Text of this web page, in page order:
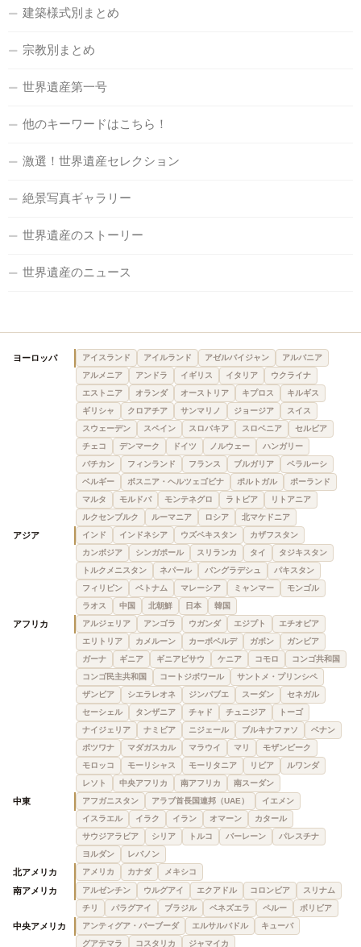
建築様式別まとめ
宗教別まとめ
世界遺産第一号
他のキーワードはこちら！
激選！世界遺産セレクション
絶景写真ギャラリー
世界遺産のストーリー
世界遺産のニュース
ヨーロッパ アイスランド アイルランド アゼルバイジャン
アルバニア
アルメニア
アンドラ イギリス イタリア
ウクライナ
エストニア
オランダ オーストリア キプロス
キルギス
ギリシャ
クロアチア サンマリノ ジョージア
スイス
スウェーデン
スペイン スロバキア スロベニア
セルビア
チェコ
デンマーク ドイツ ノルウェー
ハンガリー
バチカン
フィンランド フランス ブルガリア
ベラルーシ
ベルギー
ボスニア・ヘルツェゴビナ ポルトガル
ポーランド
マルタ
モルドバ モンテネグロ ラトビア
リトアニア
ルクセンブルク
ルーマニア ロシア 北マケドニア
アジア インド インドネシア ウズベキスタン
カザフスタン
カンボジア
シンガポール スリランカ タイ
タジキスタン
トルクメニスタン
ネパール バングラデシュ
パキスタン
フィリピン
ベトナム マレーシア ミャンマー
モンゴル
ラオス
中国 北朝鮮 日本 韓国
アフリカ アルジェリア アンゴラ ウガンダ エジプト
エチオピア
エリトリア
カメルーン カーボベルデ ガボン
ガンビア
ガーナ
ギニア ギニアビサウ ケニア コモロ
コンゴ共和国
コンゴ民主共和国
コートジボワール
サントメ・プリンシペ
ザンビア
シエラレオネ ジンバブエ スーダン
セネガル
セーシェル
タンザニア チャド チュニジア
トーゴ
ナイジェリア
ナミビア ニジェール ブルキナファソ
ベナン
ボツワナ
マダガスカル マラウイ マリ
モザンビーク
モロッコ
モーリシャス モーリタニア リビア
ルワンダ
レソト
中央アフリカ 南アフリカ 南スーダン
中東 アフガニスタン アラブ首長国連邦（UAE）
イエメン
イスラエル
イラク イラン オマーン
カタール
サウジアラビア
シリア トルコ バーレーン
パレスチナ
ヨルダン
レバノン
北アメリカ アメリカ カナダ メキシコ
南アメリカ アルゼンチン ウルグアイ エクアドル コロンビア
スリナム
チリ
パラグアイ ブラジル ベネズエラ ペルー ボリビア
中央アメリカ アンティグア・バーブーダ エルサルバドル
キューバ
グアテマラ
コスタリカ ジャマイカ